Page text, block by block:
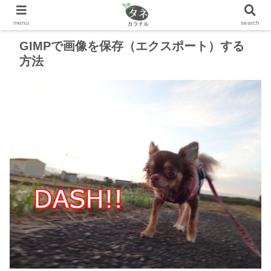
GIMPで画像を保存（エクスポート）する
方法